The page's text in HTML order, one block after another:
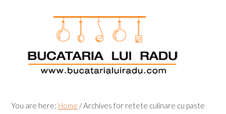
You are here: Home /Archives for retete culinare cu paste